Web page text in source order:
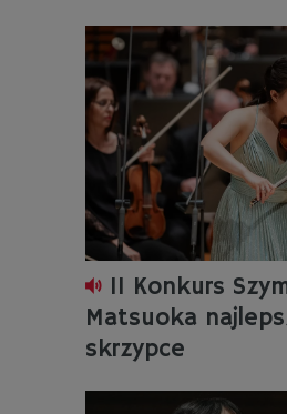
II Konkurs
Matsuoka
skrzypce